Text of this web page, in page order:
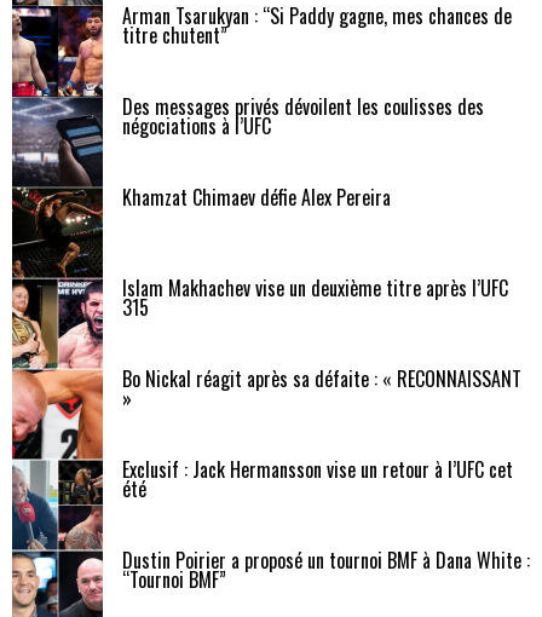
Arman Tsarukyan : “Si Paddy gagne, mes chances de
titre chutent”
Des messages privés dévoilent les coulisses des
négociations à l’UFC
Khamzat Chimaev défie Alex Pereira
Islam Makhachev vise un deuxième titre après l’UFC
315
Bo Nickal réagit après sa défaite : « RECONNAISSANT
»
Exclusif : Jack Hermansson vise un retour à l’UFC cet
été
Dustin Poirier a proposé un tournoi BMF à Dana White :
“Tournoi BMF”